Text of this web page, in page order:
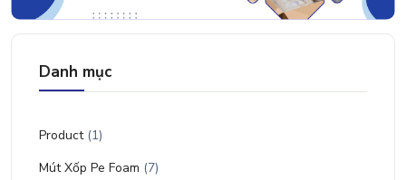
Danh mục
Product(1)
Mút Xốp Pe Foam (7)